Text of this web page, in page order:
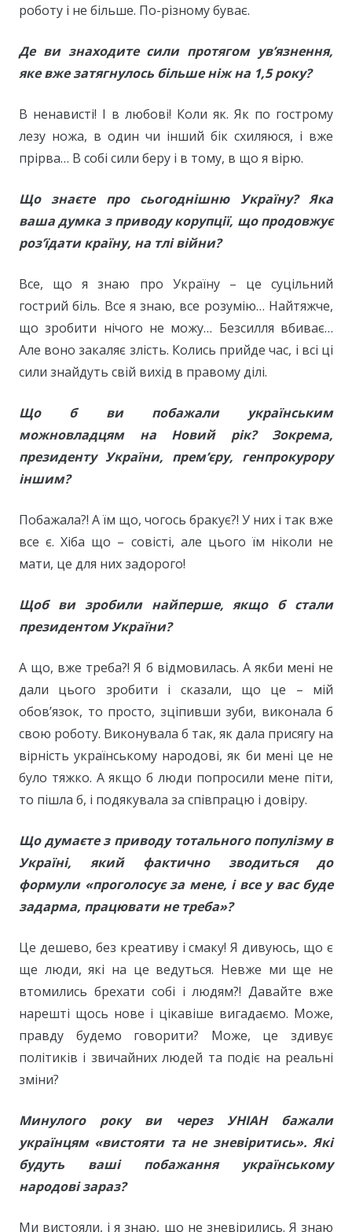
роботу і не більше. По-різному буває.
Де ви знаходите сили протягом ув’язнення,
яке вже затягнулось більше ніж на 1,5 року?
В ненависті! І в любові! Коли як. Як по гострому
лезу ножа, в один чи інший бік схиляюся, і вже
прірва… В собі сили беру і в тому, в що я вірю.
Що знаєте про сьогоднішню Україну? Яка
ваша думка з приводу корупції, що продовжує
роз’їдати країну, на тлі війни?
Все, що я знаю про Україну – це суцільний
гострий біль. Все я знаю, все розумію… Найтяжче,
що зробити нічого не можу… Безсилля вбиває…
Але воно закаляє злість. Колись прийде час, і всі ці
сили знайдуть свій вихід в правому ділі.
Що б ви побажали українським
можновладцям на Новий рік? Зокрема,
президенту України, прем’єру, генпрокурору
іншим?
Побажала?! А їм що, чогось бракує?! У них і так вже
все є. Хіба що – совісті, але цього їм ніколи не
мати, це для них задорого!
Щоб ви зробили найперше, якщо б стали
президентом України?
А що, вже треба?! Я б відмовилась. А якби мені не
дали цього зробити і сказали, що це – мій
обов’язок, то просто, зціпивши зуби, виконала б
свою роботу. Виконувала б так, як дала присягу на
вірність українському народові, як би мені це не
було тяжко. А якщо б люди попросили мене піти,
то пішла б, і подякувала за співпрацю і довіру.
Що думаєте з приводу тотального популізму в
Україні, який фактично зводиться до
формули «проголосує за мене, і все у вас буде
задарма, працювати не треба»?
Це дешево, без креативу і смаку! Я дивуюсь, що є
ще люди, які на це ведуться. Невже ми ще не
втомились брехати собі і людям?! Давайте вже
нарешті щось нове і цікавіше вигадаємо. Може,
правду будемо говорити? Може, це здивує
політиків і звичайних людей та подіє на реальні
зміни?
Минулого року ви через УНІАН бажали
українцям «вистояти та не зневіритись». Які
будуть ваші побажання українському
народові зараз?
Ми вистояли, і я знаю, що не зневірились. Я знаю